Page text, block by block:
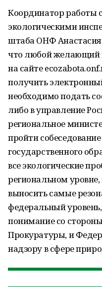
Координатор работы
экологическими
штаба ОНФ
что любой желающий
на сайте
получить
необходимо подать
либо в управление
региональное
пройти
государственного
все экологические
региональном
выносить самые
федеральный
понимание со
Прокуратуры, и
надзору в сфере